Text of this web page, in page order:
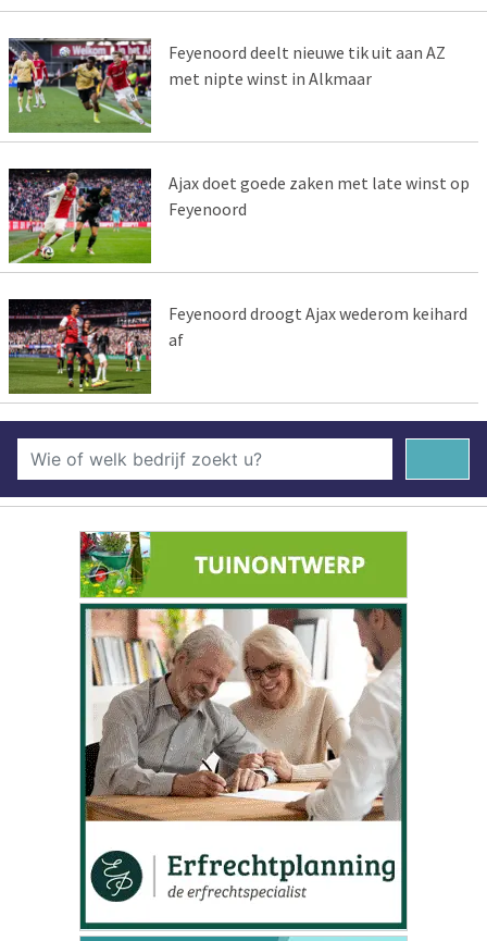
Feyenoord deelt nieuwe tik uit aan AZ
met nipte winst in Alkmaar
Ajax doet goede zaken met late winst op
Feyenoord
Feyenoord droogt Ajax wederom keihard
af